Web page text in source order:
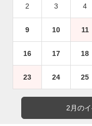
2 3 4
9 10 11
16 17 18
23 24 25
2月の